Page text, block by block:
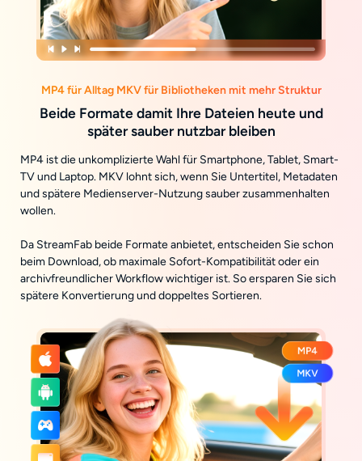
MP4 für Alltag MKV für Bibliotheken mit mehr Struktur
Beide Formate damit Ihre Dateien heute und
später sauber nutzbar bleiben
MP4 ist die unkomplizierte Wahl für Smartphone, Tablet, Smart-
TV und Laptop. MKV lohnt sich, wenn Sie Untertitel, Metadaten
und spätere Medienserver-Nutzung sauber zusammenhalten
wollen.
Da StreamFab beide Formate anbietet, entscheiden Sie schon
beim Download, ob maximale Sofort-Kompatibilität oder ein
archivfreundlicher Workflow wichtiger ist. So ersparen Sie sich
spätere Konvertierung und doppeltes Sortieren.